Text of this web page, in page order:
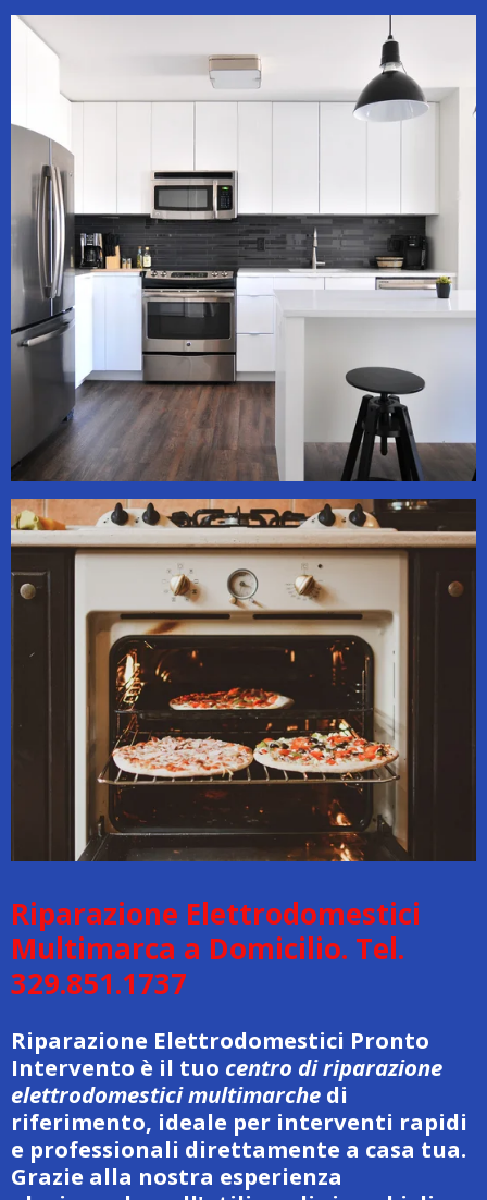
Riparazione Elettrodomestici
Multimarca a Domicilio. Tel.
329.851.1737
Riparazione Elettrodomestici Pronto
Intervento è il tuo centro di riparazione
elettrodomestici multimarche di
riferimento, ideale per interventi rapidi
e professionali direttamente a casa tua.
Grazie alla nostra esperienza